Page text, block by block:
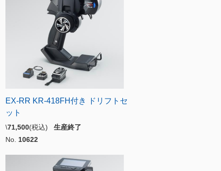
EX-RR KR-418FH付き ドリフトセ
ット
\71,500(税込) 生産終了
No. 10622